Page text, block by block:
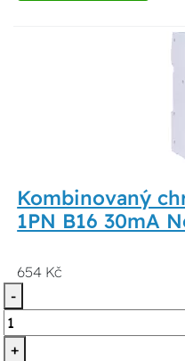
Kombinovaný
1PN B16 30mA
654 Kč
-
+